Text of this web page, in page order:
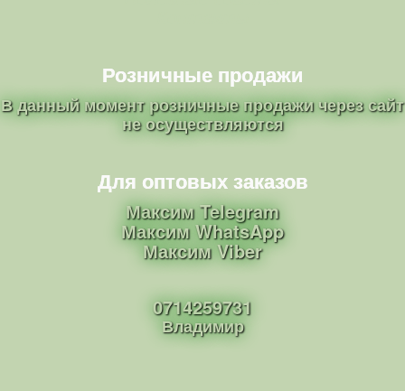
Розничные продажи
В данный момент розничные продажи через сайт
не осуществляются
Для оптовых заказов
Максим Telegram
Максим WhatsApp
Максим Viber
0714259731
Владимир